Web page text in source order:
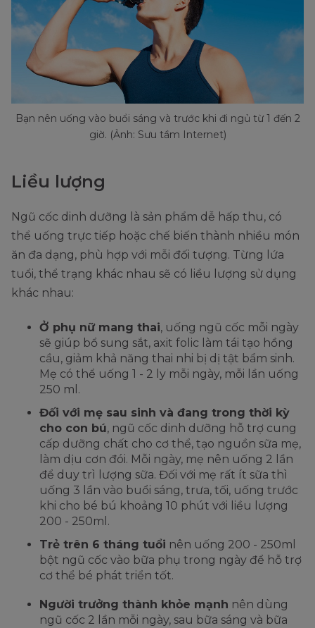
Bạn nên uống vào buổi sáng và trước khi đi ngủ từ 1 đến 2
giờ. (Ảnh: Sưu tầm Internet)
Liều lượng
Ngũ cốc dinh dưỡng là sản phẩm dễ hấp thu, có
thể uống trực tiếp hoặc chế biến thành nhiều món
ăn đa dạng, phù hợp với mỗi đối tượng. Từng lứa
tuổi, thể trạng khác nhau sẽ có liều lượng sử dụng
khác nhau:
Ở phụ nữ mang thai, uống ngũ cốc mỗi ngày
sẽ giúp bổ sung sắt, axit folic làm tái tạo hồng
cầu, giảm khả năng thai nhi bị dị tật bẩm sinh.
Mẹ có thể uống 1 - 2 ly mỗi ngày, mỗi lần uống
250 ml.
Đối với mẹ sau sinh và đang trong thời kỳ
cho con bú, ngũ cốc dinh dưỡng hỗ trợ cung
cấp dưỡng chất cho cơ thể, tạo nguồn sữa mẹ,
làm dịu cơn đói. Mỗi ngày, mẹ nên uống 2 lần
để duy trì lượng sữa. Đối với mẹ rất ít sữa thì
uống 3 lần vào buổi sáng, trưa, tối, uống trước
khi cho bé bú khoảng 10 phút với liều lượng
200 - 250ml.
Trẻ trên 6 tháng tuổi nên uống 200 - 250ml
bột ngũ cốc vào bữa phụ trong ngày để hỗ trợ
cơ thể bé phát triển tốt.
Người trưởng thành khỏe mạnh nên dùng
ngũ cốc 2 lần mỗi ngày, sau bữa sáng và bữa